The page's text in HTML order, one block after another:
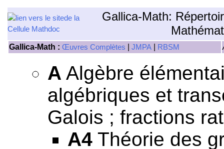
Gallica-Math:
Gallica-Math : Œuvres Complètes JMPA RBSM
A Algèbre
algébriques et
Galois ; fractions
A4 Théorie des